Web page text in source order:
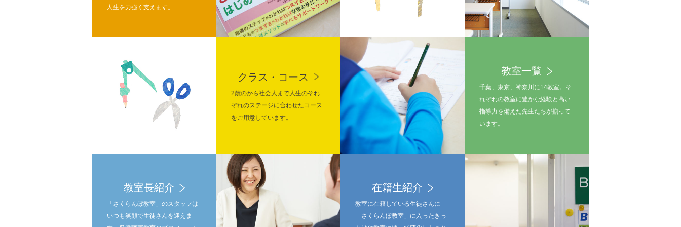
人生を力強く支えます。
クラス・コース
2歳のから社会人まで人生のそれ
ぞれのステージに合わせたコース
をご用意しています。
教室一覧
千葉、東京、神奈川に14教室。そ
れぞれの教室に豊かな経験と高い
指導力を備えた先生たちが揃って
います。
教室長紹介
「さくらんぼ教室」のスタッフは
いつも笑顔で生徒さんを迎えま
在籍生紹介
教室に在籍している生徒さんに
「さくらんぼ教室」に入ったきっ